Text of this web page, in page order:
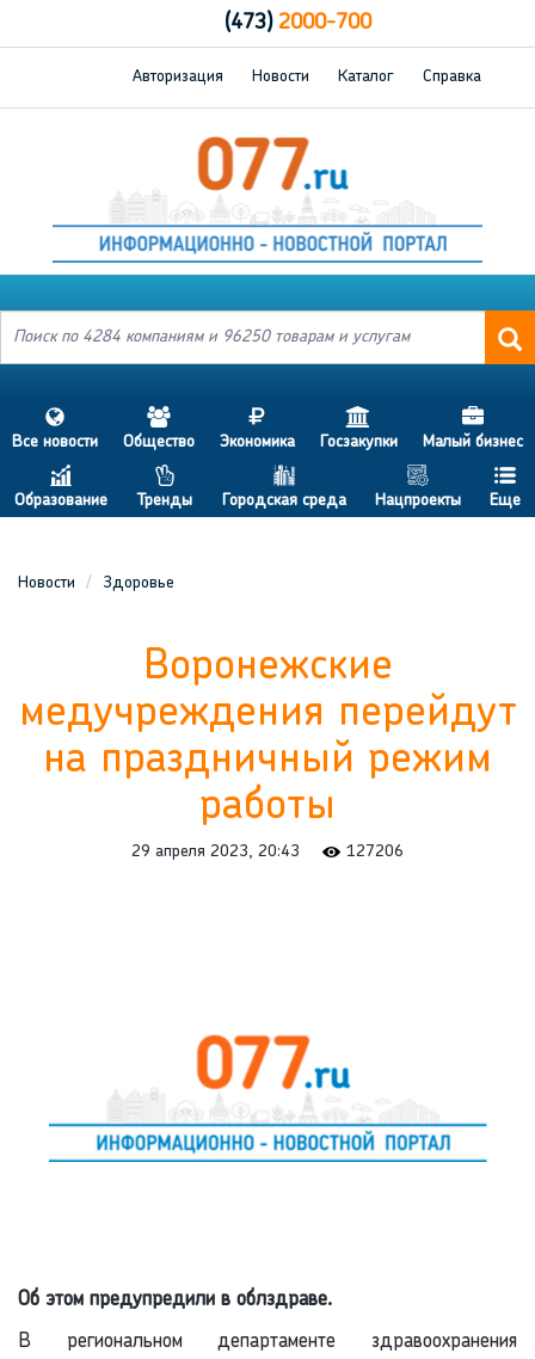
(473)2000-700
Авторизация Новости Каталог Справка
s
Все новости
a
Общество
j
Экономика
h
Госзакупки
d
Малый бизнес
c
Образование
p
Тренды
b
Городская среда
g
Нацпроекты
f
Еще
Новости Здоровье
Воронежские
медучреждения перейдут
на праздничный режим
работы
29 апреля 2023, 20:43 127206
Об этом предупредили в облздраве.
В региональном департаменте здравоохранения